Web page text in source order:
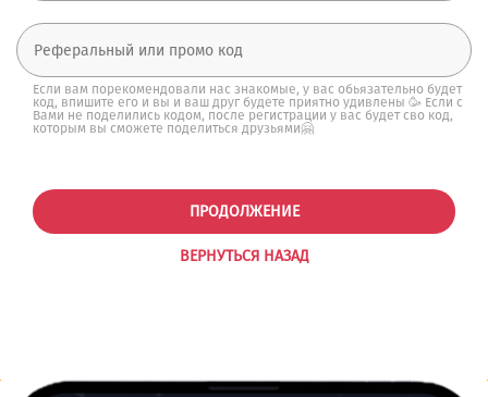
Если вам порекомендовали нас знакомые, у вас обьязательно будет
код, впишите его и вы и ваш друг будете приятно удивлены 🥳 Если с
Вами не поделились кодом, после регистрации у вас будет сво код,
которым вы сможете поделиться друзьями🤗
ВЕРНУТЬСЯ НАЗАД
ПРОДОЛЖЕНИЕ